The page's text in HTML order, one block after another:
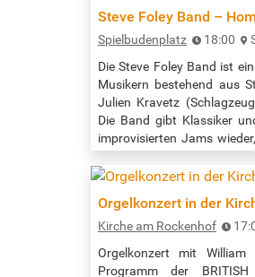
Steve Foley Band –
Spielbudenplatz 18:00
Die Steve Foley Band ist
Musikern bestehend aus
Julien Kravetz
Die Band gibt Klassiker
improvisierten Jams
https://spielbudenplatz.eu/
Orgelkonzert in der
Kirche am Rockenhof
Orgelkonzert mit
Programm der